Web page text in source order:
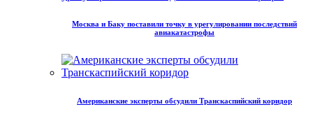
Москва и Баку поставили точку в урегулировании последствий
авиакатастрофы
Американские эксперты обсудили Транскаспийский коридор